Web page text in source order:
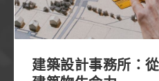
建築設計事務所：